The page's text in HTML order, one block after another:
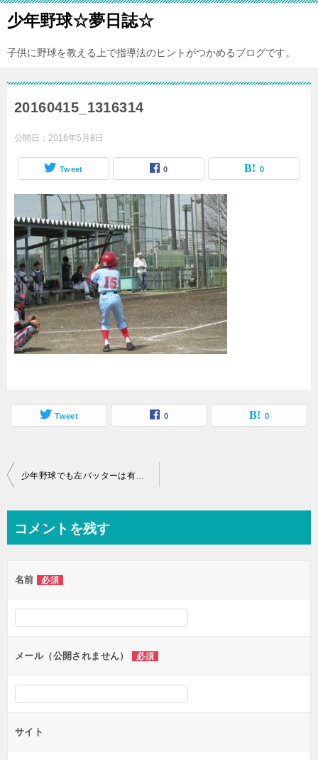
少年野球☆夢日誌☆
子供に野球を教える上で指導法のヒントがつかめるブログです。
20160415_1316314
公開日： 2016年5月8日
Tweet 0 0
Tweet 0 0
投
ビ
ー
シ
ン
少年野球でも左バッターは有利か？再論
コメントを残す
名前 必須
メール（公開されません） 必須
サイト